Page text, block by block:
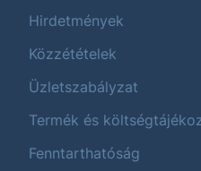
Hirdetmények
Közzétételek
Üzletszabályzat
Termék és
Fenntarthatóság